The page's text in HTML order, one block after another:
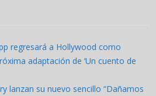
regresará a Hollywood como
adaptación de ‘Un cuento de
lanzan su nuevo sencillo “Dañamos